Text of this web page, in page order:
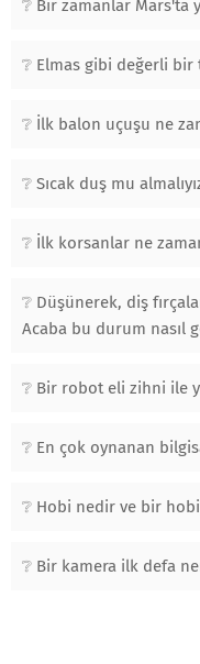
Bir zamanlar Mars'ta
Elmas gibi değerli bir
İlk balon uçuşu ne
Sıcak duş mu
İlk korsanlar ne
Düşünerek, diş
Acaba bu durum nasıl
Bir robot eli zihni ile
En çok oynanan
Hobi nedir ve bir
Bir kamera ilk defa